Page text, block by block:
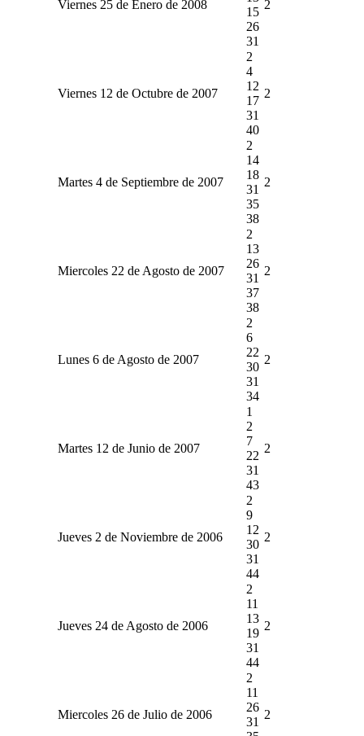
Viernes 25 de Enero de 2008
15
26
31
2
Viernes 12 de Octubre de 2007
2
4
12
17
31
40
2
Martes 4 de Septiembre de 2007
2
14
18
31
35
38
2
Miercoles 22 de Agosto de 2007
2
13
26
31
37
38
2
Lunes 6 de Agosto de 2007
2
6
22
30
31
34
2
Martes 12 de Junio de 2007
1
2
7
22
31
43
2
Jueves 2 de Noviembre de 2006
2
9
12
30
31
44
2
Jueves 24 de Agosto de 2006
2
11
13
19
31
44
2
Miercoles 26 de Julio de 2006
2
11
26
31
2